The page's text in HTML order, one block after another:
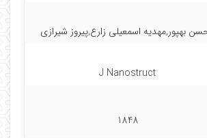
بهپور,مهدیه اسمعیلی زارع,پیروز شیرازی
J Nanostruct
1848